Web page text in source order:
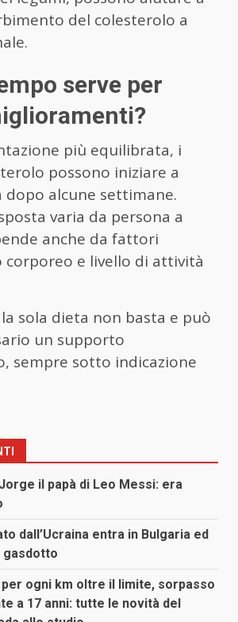
del colesterolo a
serve per
più equilibrata, i
possono iniziare a
dopo alcune settimane.
varia da persona a
anche da fattori
corporeo e livello di attività
sola dieta non basta e può
un supporto
sempre sotto indicazione
il papà di Leo Messi: era
dall’Ucraina entra in Bulgaria ed
gasdotto
ogni km oltre il limite, sorpasso
a 17 anni: tutte le novità del